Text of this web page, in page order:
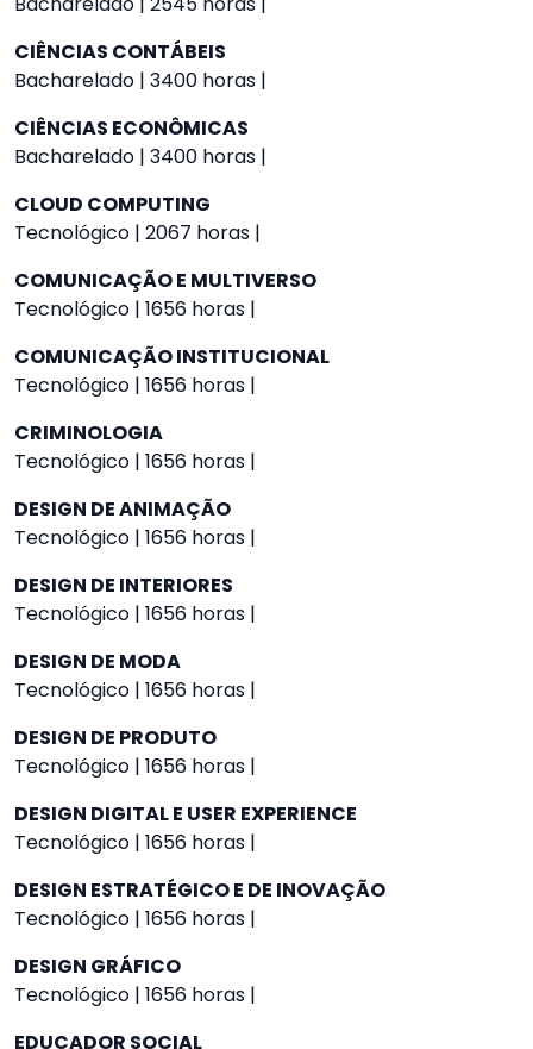
CIÊNCIAS CONTÁBEIS
Bacharelado | 3400 horas |
CIÊNCIAS ECONÔMICAS
Bacharelado | 3400 horas |
CLOUD COMPUTING
Tecnológico | 2067 horas |
COMUNICAÇÃO E MULTIVERSO
Tecnológico | 1656 horas |
COMUNICAÇÃO INSTITUCIONAL
Tecnológico | 1656 horas |
CRIMINOLOGIA
Tecnológico | 1656 horas |
DESIGN DE ANIMAÇÃO
Tecnológico | 1656 horas |
DESIGN DE INTERIORES
Tecnológico | 1656 horas |
DESIGN DE MODA
Tecnológico | 1656 horas |
DESIGN DE PRODUTO
Tecnológico | 1656 horas |
DESIGN DIGITAL E USER EXPERIENCE
Tecnológico | 1656 horas |
DESIGN ESTRATÉGICO E DE INOVAÇÃO
Tecnológico | 1656 horas |
DESIGN GRÁFICO
Tecnológico | 1656 horas |
EDUCADOR SOCIAL